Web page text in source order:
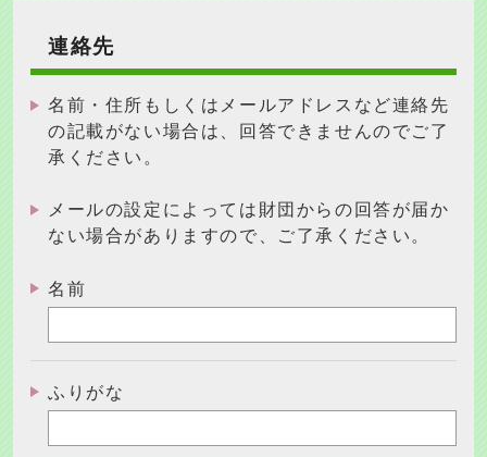
連絡先
名前・住所もしくはメールアドレスなど連絡先
の記載がない場合は、回答できませんのでご了
承ください。
メールの設定によっては財団からの回答が届か
ない場合がありますので、ご了承ください。
名前
ふりがな